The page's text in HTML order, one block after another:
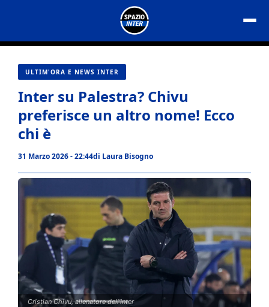
contenuto
ULTIM'ORA E NEWS INTER
Inter su Palestra? Chivu
preferisce un altro nome! Ecco
chi è
31 Marzo 2026 - 22:44di Laura Bisogno
Cristian Chivu, allenatore dell'Inter